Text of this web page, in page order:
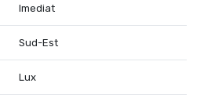
Imediat
Sud-Est
Lux